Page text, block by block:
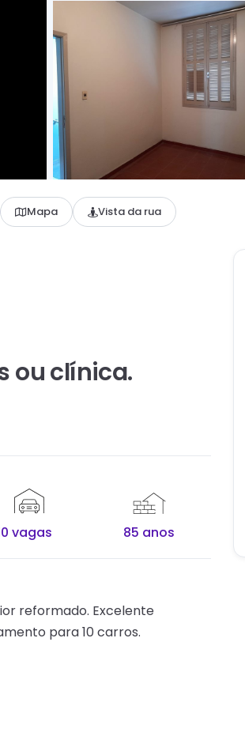
Mapa Vista da rua
ou clínica.
vagas 85 anos
reformado. Excelente
para 10 carros.